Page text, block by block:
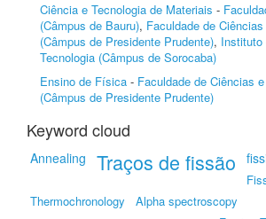
Ciência e Tecnologia de Materiais -
(Câmpus de Bauru), Faculdade de
(Câmpus de Presidente Prudente), Instituto
Tecnologia (Câmpus de Sorocaba)
Ensino de Física - Faculdade de Ciências
(Câmpus de Presidente Prudente)
Keyword cloud
Annealing Traços de fissão
Thermochronology
Alpha spectroscopy